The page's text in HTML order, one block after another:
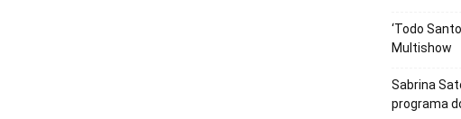
‘Todo
Multishow
Sabrina
programa